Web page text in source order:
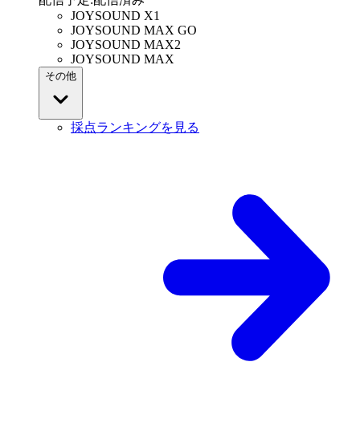
JOYSOUND X1
JOYSOUND MAX GO
JOYSOUND MAX2
JOYSOUND MAX
その他
採点ランキングを見る